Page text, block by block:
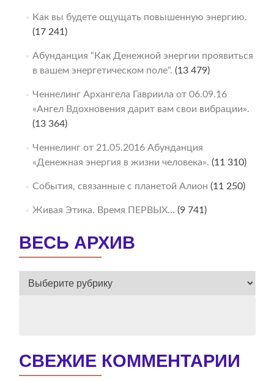
Как вы будете ощущать повышенную энергию.
(17 241)
Абунданция “Как Денежной энергии проявиться
в вашем энергетическом поле“. (13 479)
Ченнелинг Архангела Гавриила от 06.09.16
«Ангел Вдохновения дарит вам свои вибрации».
(13 364)
Ченнелинг от 21.05.2016 Абунданция
«Денежная энергия в жизни человека». (11 310)
События, связанные с планетой Алион (11 250)
Живая Этика. Время ПЕРВЫХ… (9 741)
ВЕСЬ АРХИВ
ВЕСЬ
СВЕЖИЕ КОММЕНТАРИИ